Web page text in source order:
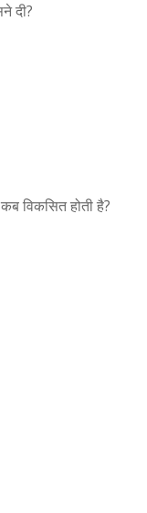
दी?
विकसित होती है?